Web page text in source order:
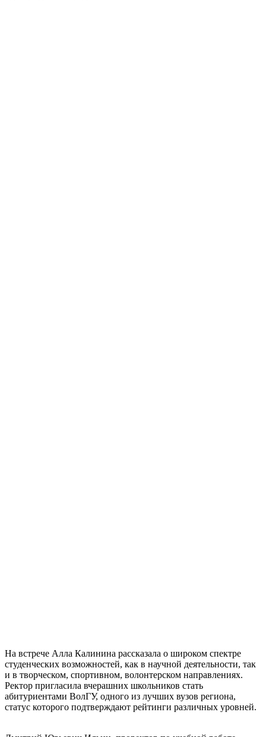
На встрече Алла Калинина рассказала о широком спектре
студенческих возможностей, как в научной деятельности, так
и в творческом, спортивном, волонтерском направлениях.
Ректор пригласила вчерашних школьников стать
абитуриентами ВолГУ, одного из лучших вузов региона,
статус которого подтверждают рейтинги различных уровней.